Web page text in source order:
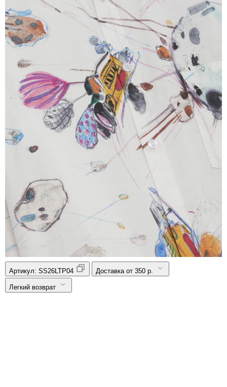
Артикул: SS26LTP04 Доставка от 350 р.
Легкий возврат